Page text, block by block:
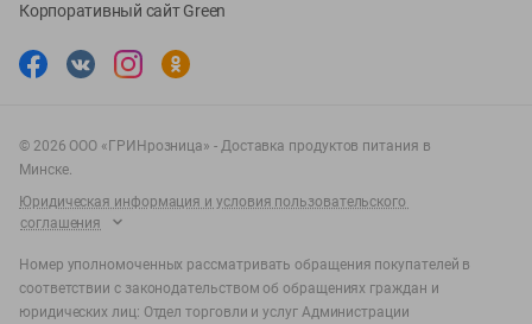
Корпоративный сайт Green
© 2026 ООО «ГРИНрозница» - Доставка продуктов питания в
Минске.
Юридическая информация и условия пользовательского
соглашения
Номер уполномоченных рассматривать обращения покупателей в
соответствии с законодательством об обращениях граждан и
юридических лиц: Отдел торговли и услуг Администрации